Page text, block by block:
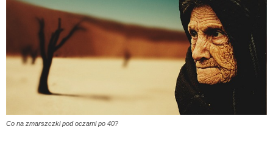
Co na zmarszczki pod oczami po 40?